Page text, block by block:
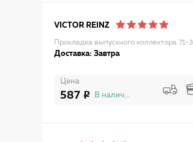
VICTOR REINZ
Прокладка выпускного коллектора
Доставка: Завтра
Цена
587 В наличии